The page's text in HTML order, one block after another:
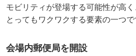
モビリティが登場する可能性が高
とってもワクワクする要素の一つで
会場内郵便局を開設